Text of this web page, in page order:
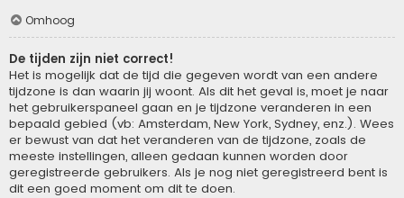
Omhoog
De tijden zijn niet correct!
Het is mogelijk dat de tijd die gegeven wordt van een andere
tijdzone is dan waarin jij woont. Als dit het geval is, moet je naar
het gebruikerspaneel gaan en je tijdzone veranderen in een
bepaald gebied (vb: Amsterdam, New York, Sydney, enz.). Wees
er bewust van dat het veranderen van de tijdzone, zoals de
meeste instellingen, alleen gedaan kunnen worden door
geregistreerde gebruikers. Als je nog niet geregistreerd bent is
dit een goed moment om dit te doen.